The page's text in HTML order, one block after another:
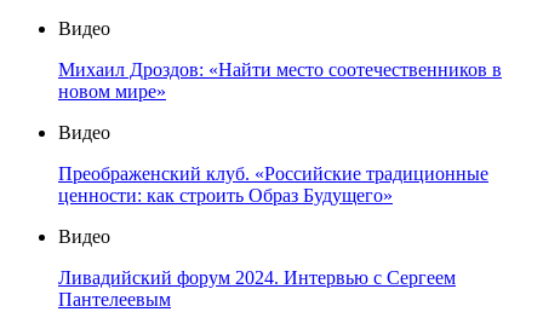
Видео
Михаил Дроздов: «Найти место соотечественников в
новом мире»
Видео
Преображенский клуб. «Российские традиционные
ценности: как строить Образ Будущего»
Видео
Ливадийский форум 2024. Интервью с Сергеем
Пантелеевым